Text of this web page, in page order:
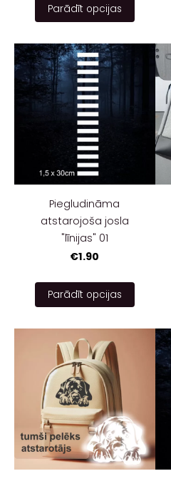
Parādīt opcijas
Piegludināma
atstarojoša josla
"līnijas" 01
€1.90
Parādīt opcijas